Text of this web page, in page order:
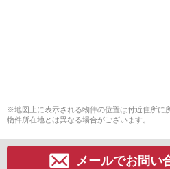
※地図上に表示される物件の位置は付近住所に
物件所在地とは異なる場合がございます。
メールでお問い